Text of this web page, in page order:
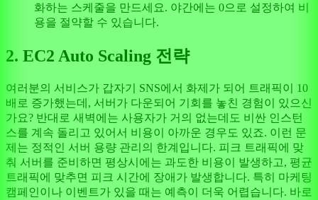
화하는 스케줄을 만드세요. 야간에는 0으로 설정하여 비
용을 절약할 수 있습니다.
2. EC2 Auto Scaling 전략
여러분의 서비스가 갑자기 SNS에서 화제가 되어 트래픽이 10
배로 증가했는데, 서버가 다운되어 기회를 놓친 경험이 있으신
가요? 반대로 새벽에는 사용자가 거의 없는데도 비싼 인스턴
스를 계속 돌리고 있어서 비용이 아까운 경우도 있죠. 이런 문
제는 정적인 서버 용량 관리의 한계입니다. 피크 트래픽에 맞
춰 서버를 준비하면 평상시에는 과도한 비용이 발생하고, 평균
트래픽에 맞추면 피크 시간에 장애가 발생합니다. 특히 마케팅
캠페인이나 이벤트가 있을 때는 예측이 더욱 어렵습니다. 바로